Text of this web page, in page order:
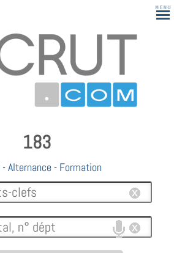
183
-Alternance - Formation